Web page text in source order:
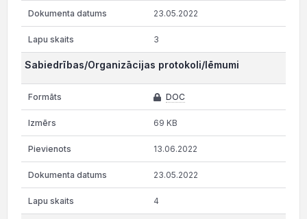
23.05.2022
3
Sabiedrības/Organizācijas protokoli/lēmumi
DOC
69 KB
13.06.2022
23.05.2022
4